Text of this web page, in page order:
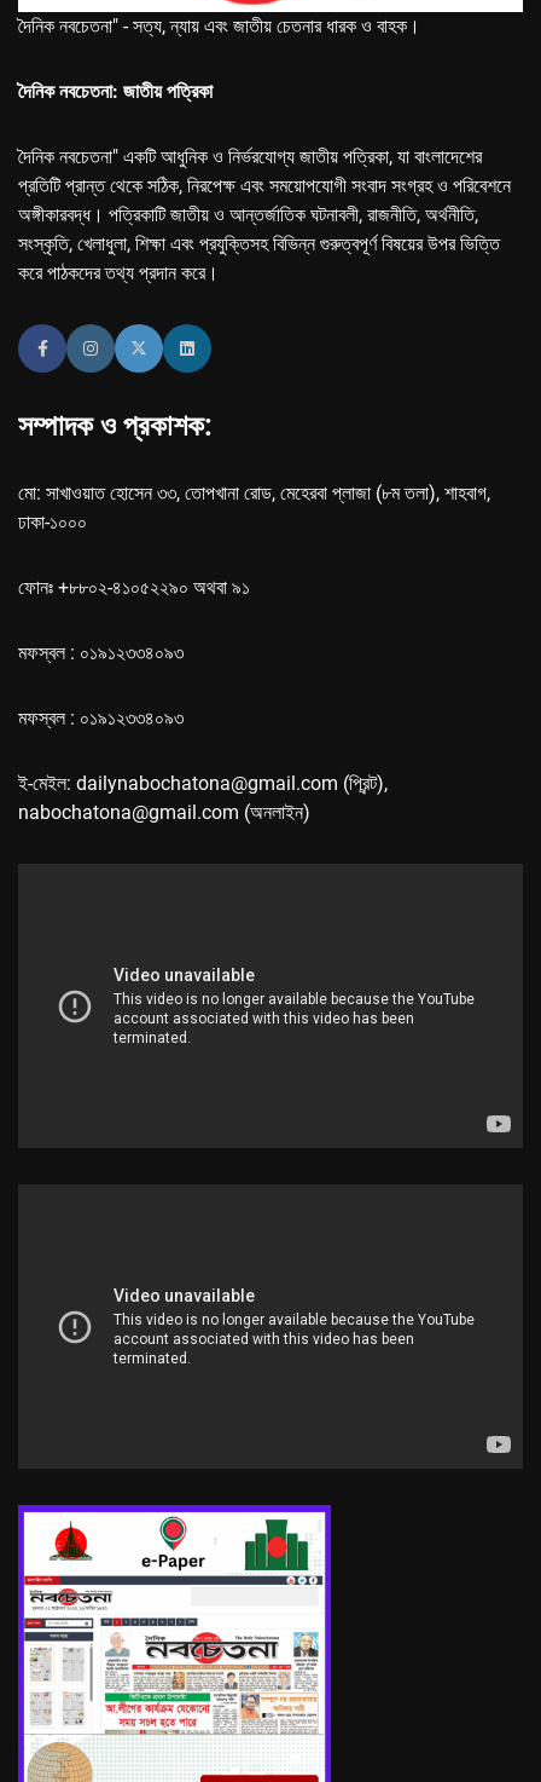
দৈনিক নবচেতনা" - সত্য, ন্যায় এবং জাতীয় চেতনার ধারক ও বাহক।
দৈনিক নবচেতনা: জাতীয় পত্রিকা
দৈনিক নবচেতনা" একটি আধুনিক ও নির্ভরযোগ্য জাতীয় পত্রিকা, যা বাংলাদেশের
প্রতিটি প্রান্ত থেকে সঠিক, নিরপেক্ষ এবং সময়োপযোগী সংবাদ সংগ্রহ ও পরিবেশনে
অঙ্গীকারবদ্ধ। পত্রিকাটি জাতীয় ও আন্তর্জাতিক ঘটনাবলী, রাজনীতি, অর্থনীতি,
সংস্কৃতি, খেলাধুলা, শিক্ষা এবং প্রযুক্তিসহ বিভিন্ন গুরুত্বপূর্ণ বিষয়ের উপর ভিত্তি
করে পাঠকদের তথ্য প্রদান করে।
সম্পাদক ও প্রকাশক:
মো: সাখাওয়াত হোসেন ৩৩, তোপখানা রোড, মেহেরবা প্লাজা (৮ম তলা), শাহবাগ,
ঢাকা-১০০০
ফোনঃ +৮৮০২-৪১০৫২২৯০ অথবা ৯১
মফস্বল : ০১৯১২৩৩৪০৯৩
মফস্বল : ০১৯১২৩৩৪০৯৩
ই-মেইল: dailynabochatona@gmail.com (প্রিন্ট),
nabochatona@gmail.com (অনলাইন)